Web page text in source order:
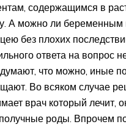
содержащимся в
А можно ли беременным
без плохих
ответа на вопрос
что можно, иные
Во всяком случае
врач который лечит,
роды. Впрочем